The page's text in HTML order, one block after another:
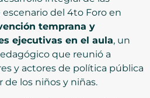
del 4to Foro en
temprana y
ejecutivas en el aula, un
que reunió a
y actores de política pública
los niños y niñas.